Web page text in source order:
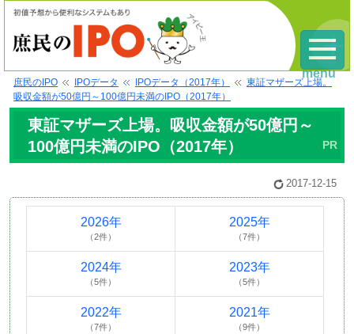
庶民のIPO IPOデータ IPOデータ（2017年）
東証マザーズ上場。
吸収金額が50億円～100億円未満のIPO（2017年）
東証マザーズ上場。吸収金額が50億円～
100億円未満のIPO（2017年）
2017-12-15
2026年
（2件）
2025年
（7件）
2024年
（5件）
2023年
（5件）
2022年
（7件）
2021年
（9件）
menu